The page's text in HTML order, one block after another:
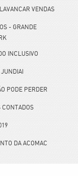
VENDAS
- GRANDE
INCLUSIVO
PODE PERDER
CONTADOS
DA ACOMAC